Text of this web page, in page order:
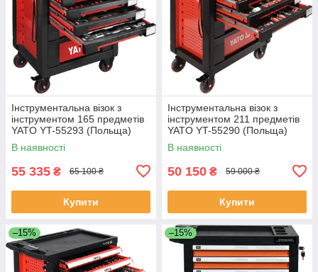
Інструментальна візок з
інструментом 165 предметів
YATO YT-55293 (Польща)
В наявності
55 335 ₴ 65 100 ₴
Купити
Інструментальна візок з
інструментом 211 предметів
YATO YT-55290 (Польща)
В наявності
50 150 ₴ 59 000 ₴
Купити
–15% –15%